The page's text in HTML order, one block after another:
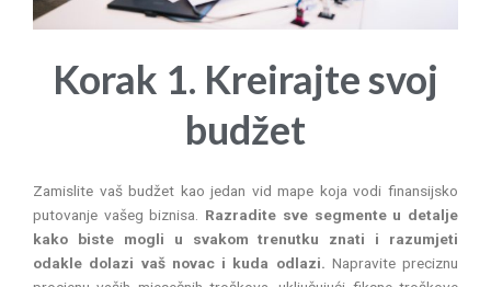
Korak 1. Kreirajte svoj
budžet
Zamislite vaš budžet kao jedan vid mape koja vodi finansijsko
putovanje vašeg biznisa. Razradite sve segmente u detalje
kako biste mogli u svakom trenutku znati i razumjeti
odakle dolazi vaš novac i kuda odlazi. Napravite preciznu